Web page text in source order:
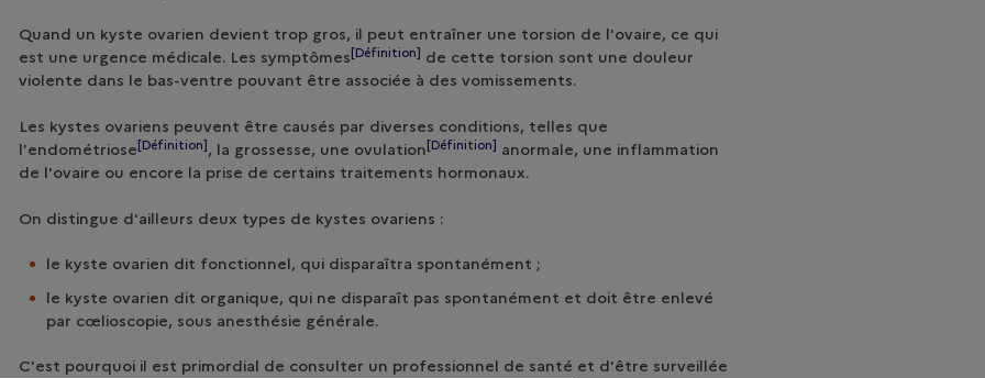
Quand un kyste ovarien devient trop gros, il peut entraîner une torsion de l'ovaire, ce qui
est une urgence médicale. Les symptômes [Définition] de cette torsion sont une douleur
violente dans le bas-ventre pouvant être associée à des vomissements.
Les kystes ovariens peuvent être causés par diverses conditions, telles que
l'endométriose [Définition] , la grossesse, une ovulation [Définition] anormale, une inflammation
de l'ovaire ou encore la prise de certains traitements hormonaux.
On distingue d'ailleurs deux types de kystes ovariens :
le kyste ovarien dit fonctionnel, qui disparaîtra spontanément ;
le kyste ovarien dit organique, qui ne disparaît pas spontanément et doit être enlevé
par cœlioscopie, sous anesthésie générale.
C'est pourquoi il est primordial de consulter un professionnel de santé et d'être surveillée